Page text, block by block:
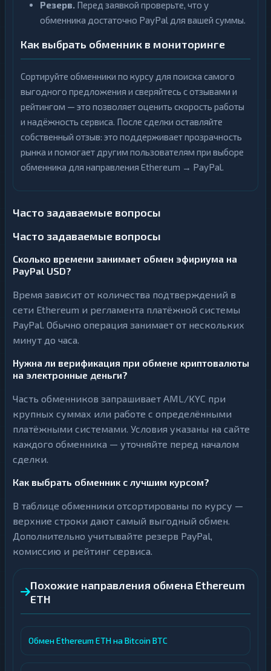
Резерв. Перед заявкой проверьте, что у
обменника достаточно PayPal для вашей суммы.
Как выбрать обменник в мониторинге
Сортируйте обменники по курсу для поиска самого
выгодного предложения и сверяйтесь с отзывами и
рейтингом — это позволяет оценить скорость работы
и надёжность сервиса. После сделки оставляйте
собственный отзыв: это поддерживает прозрачность
рынка и помогает другим пользователям при выборе
обменника для направления Ethereum → PayPal.
Часто задаваемые вопросы
Часто задаваемые вопросы
Сколько времени занимает обмен эфириума на
PayPal USD?
Время зависит от количества подтверждений в
сети Ethereum и регламента платёжной системы
PayPal. Обычно операция занимает от нескольких
минут до часа.
Нужна ли верификация при обмене криптовалюты
на электронные деньги?
Часть обменников запрашивает AML/KYC при
крупных суммах или работе с определёнными
платёжными системами. Условия указаны на сайте
каждого обменника — уточняйте перед началом
сделки.
Как выбрать обменник с лучшим курсом?
В таблице обменники отсортированы по курсу —
верхние строки дают самый выгодный обмен.
Дополнительно учитывайте резерв PayPal,
комиссию и рейтинг сервиса.
Похожие направления обмена Ethereum
ETH
Обмен Ethereum ETH на Bitcoin BTC